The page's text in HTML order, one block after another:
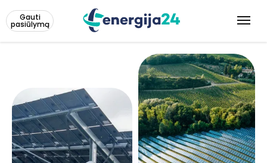
Gauti
pasiūlymą